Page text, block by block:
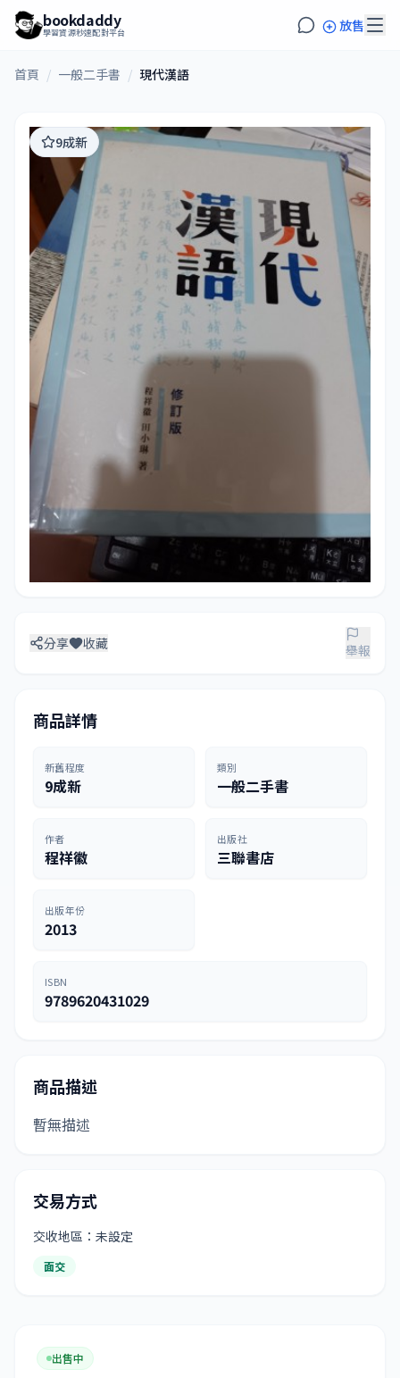
bookdaddy
學習資源秒速配對平台 放售
首頁 / 一般二手書 / 現代漢語
9成新
分享 收藏 舉報
商品詳情
新舊程度
9成新
類別
一般二手書
作者
程祥徽
出版社
三聯書店
出版年份
2013
ISBN
9789620431029
商品描述
暫無描述
交易方式
交收地區：未設定
面交
出售中